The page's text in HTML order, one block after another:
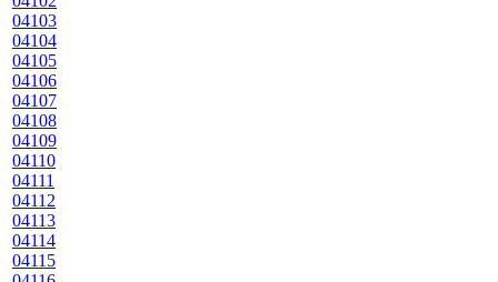
04103
04104
04105
04106
04107
04108
04109
04110
04111
04112
04113
04114
04115